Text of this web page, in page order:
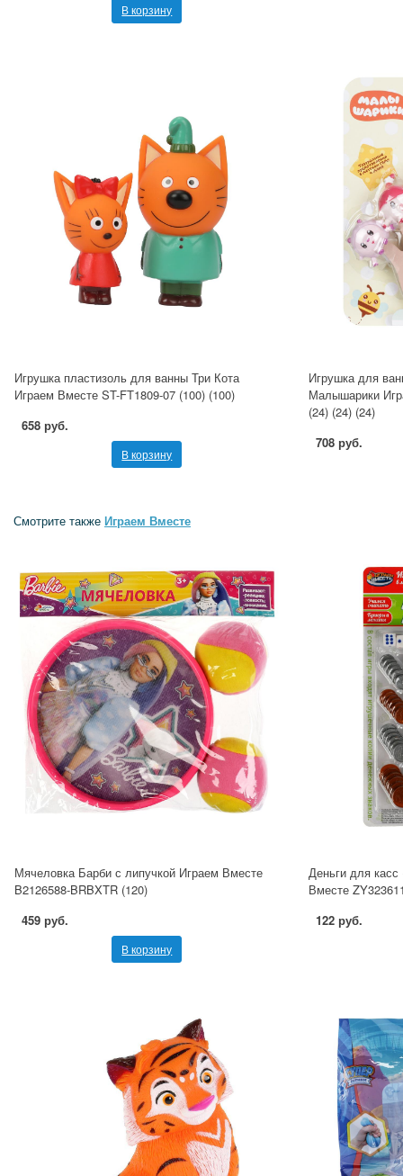
В корзину
Игрушка пластизоль для ванны Три Кота
Играем Вместе ST-FT1809-07 (100) (100)
658 руб.
В корзину
Игрушка для
Малышарики
(24) (24) (24)
708 руб.
Смотрите также Играем Вместе
Мячеловка Барби с липучкой Играем Вместе
B2126588-BRBXTR (120)
459 руб.
В корзину
Деньги для
Вместе
122 руб.